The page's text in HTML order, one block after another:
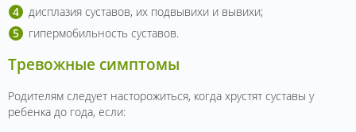
дисплазия суставов, их подвывихи и вывихи;
гипермобильность суставов.
Тревожные симптомы
Родителям следует насторожиться, когда хрустят суставы у
ребенка до года, если: